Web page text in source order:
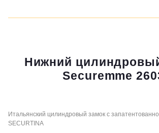
Нижний
Securemme
Итальянский цилиндровый замок с
SECURTINA